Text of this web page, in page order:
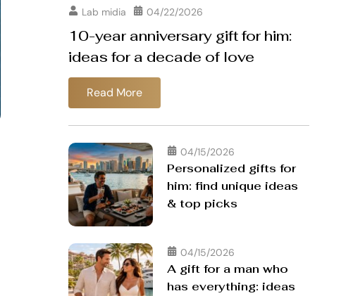
Lab midia 04/22/2026
10-year anniversary gift for him:
ideas for a decade of love
Read More
04/15/2026
Personalized gifts for
him: find unique ideas
& top picks
04/15/2026
A gift for a man who
has everything: ideas